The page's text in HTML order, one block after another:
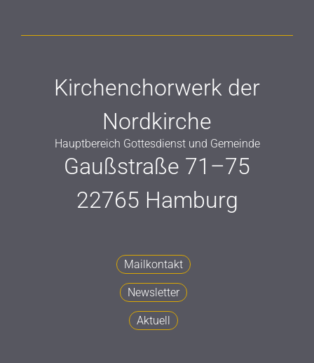
Kirchenchorwerk der
Nordkirche
Hauptbereich Gottesdienst und Gemeinde
Gaußstraße 71–75
22765 Hamburg
Mailkontakt
Newsletter
Aktuell